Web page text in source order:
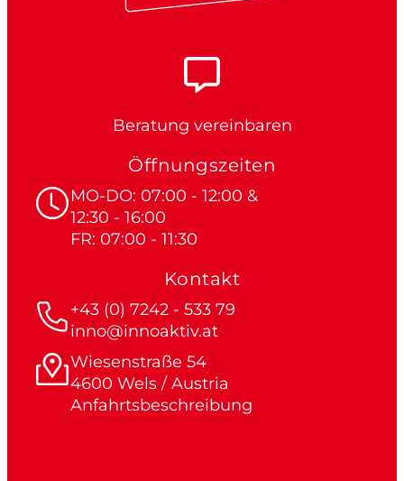
Beratung vereinbaren
Öffnungszeiten
MO-DO: 07:00 - 12:00 &
12:30 - 16:00
FR: 07:00 - 11:30
Kontakt
+43 (0) 7242 - 533 79
inno@innoaktiv.at
Wiesenstraße 54
4600 Wels / Austria
Anfahrtsbeschreibung